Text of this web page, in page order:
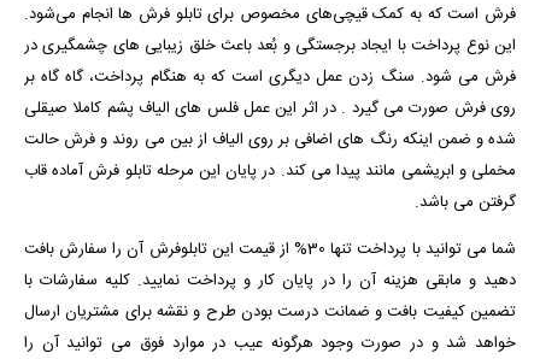
فرش است که به کمک قیچی‌های مخصوص برای تابلو فرش‌ ها انجام می‌شود.
این نوع پرداخت با ایجاد برجستگی و بُعد باعث خلق زیبایی ‌های چشمگیری در
فرش می ‌شود. سنگ زدن عمل دیگری است که به هنگام پرداخت، گاه گاه بر
روی فرش صورت می ‌گیرد . در اثر این عمل فلس ‌های الیاف پشم کاملا صیقلی
شده و ضمن اینکه رنگ‌ های اضافی بر روی الیاف از بین می ‌روند و فرش حالت
مخملی و ابریشمی مانند پیدا می ‌کند. در پایان این مرحله تابلو فرش آماده قاب
گرفتن می باشد.
شما می توانید با پرداخت تنها 30% از قیمت این تابلوفرش آن را سفارش بافت
دهید و مابقی هزینه آن را در پایان کار و پرداخت نمایید. کلیه سفارشات با
تضمین کیفیت بافت و ضمانت درست بودن طرح و نقشه برای مشتریان ارسال
خواهد شد و در صورت وجود هرگونه عیب در موارد فوق می توانید آن را